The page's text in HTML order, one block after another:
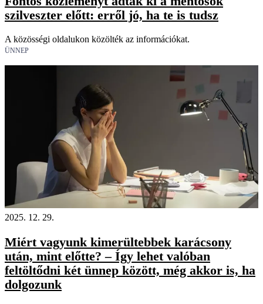
szilveszter előtt: erről jó, ha te is tudsz
A közösségi oldalukon közölték az információkat.
ÜNNEP
2025. 12. 29.
Miért vagyunk kimerültebbek karácsony
után, mint előtte? – Így lehet valóban
feltöltődni két ünnep között, még akkor is, ha
dolgozunk